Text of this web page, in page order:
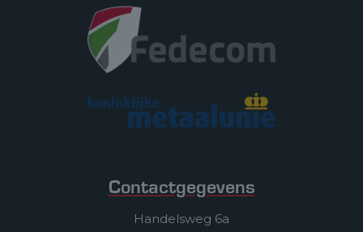
Contactgegevens
Handelsweg 6a